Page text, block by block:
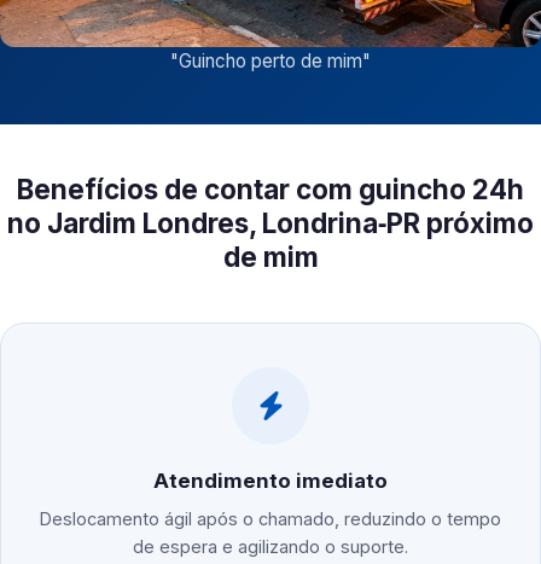
"Guincho perto de mim"
Benefícios de contar com guincho 24h
no Jardim Londres, Londrina‑PR próximo
de mim
Atendimento imediato
Deslocamento ágil após o chamado, reduzindo o tempo
de espera e agilizando o suporte.